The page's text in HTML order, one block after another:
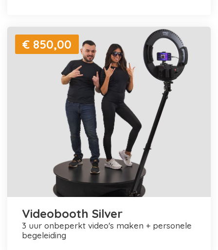
€ 850,00
Videobooth Silver
3 uur onbeperkt video's maken + personele
begeleiding